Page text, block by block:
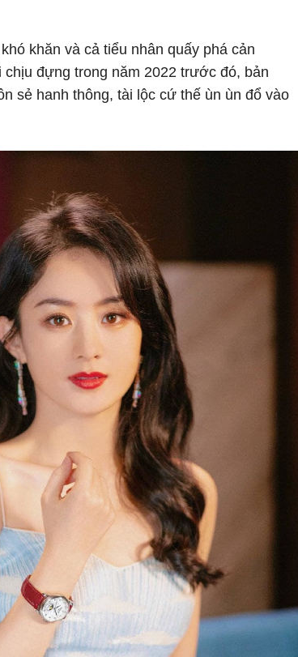
khăn và cả tiểu nhân quấy phá cản
đựng trong năm 2022 trước đó, bản
sẻ hanh thông, tài lộc cứ thế ùn ùn đổ vào